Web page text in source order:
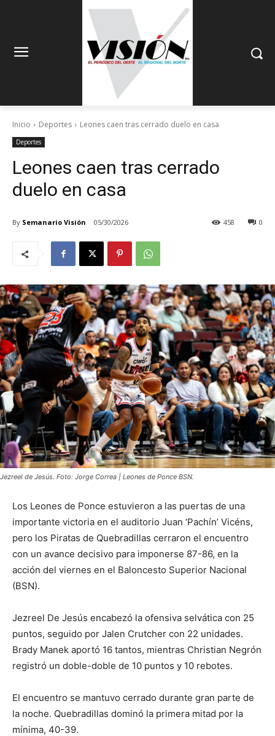
Inicio Deportes Leones caen tras cerrado duelo en casa
Deportes
Leones caen tras cerrado
duelo en casa
By Semanario Visión 05/30/2026 0
458
Jezreel de Jesús. Foto: Jorge Correa | Leones de Ponce BSN.
Los Leones de Ponce estuvieron a las puertas de una
importante victoria en el auditorio Juan ‘Pachín’ Vicéns,
pero los Piratas de Quebradillas cerraron el encuentro
con un avance decisivo para imponerse 87-86, en la
acción del viernes en el Baloncesto Superior Nacional
(BSN).
Jezreel De Jesús encabezó la ofensiva selvática con 25
puntos, seguido por Jalen Crutcher con 22 unidades.
Brady Manek aportó 16 tantos, mientras Christian Negrón
registró un doble-doble de 10 puntos y 10 rebotes.
El encuentro se mantuvo cerrado durante gran parte de
la noche. Quebradillas dominó la primera mitad por la
mínima, 40-39.